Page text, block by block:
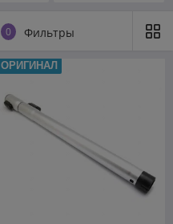
0 Фильтры
ОРИГИНАЛ